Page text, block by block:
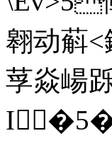
翱动蔛
莩焱崵